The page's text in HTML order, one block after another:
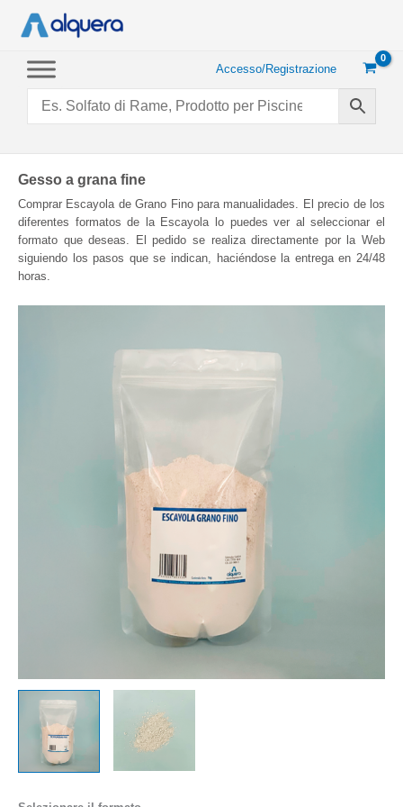
Accesso/Registrazione
Gesso a grana fine
Comprar Escayola de Grano Fino para manualidades. El precio de los
diferentes formatos de la Escayola lo puedes ver al seleccionar el
formato que deseas. El pedido se realiza directamente por la Web
siguiendo los pasos que se indican, haciéndose la entrega en 24/48
horas.